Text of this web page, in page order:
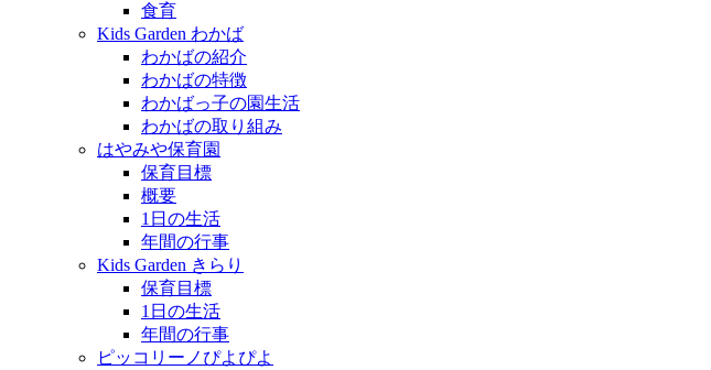
食育
Kids Garden わかば
わかばの紹介
わかばの特徴
わかばっ子の園生活
わかばの取り組み
はやみや保育園
保育目標
概要
1日の生活
年間の行事
Kids Garden きらり
保育目標
1日の生活
年間の行事
ピッコリーノぴよぴよ